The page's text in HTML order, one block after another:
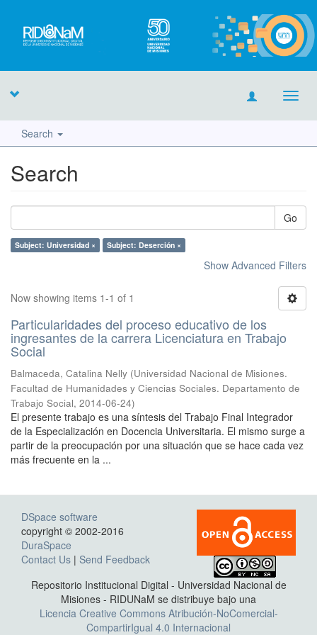
Search
Search
Go
Subject: Universidad × Subject: Deserción ×
Show Advanced Filters
Now showing items 1-1 of 1
Particularidades del proceso educativo de los
ingresantes de la carrera Licenciatura en Trabajo
Social
Balmaceda, Catalina Nelly (Universidad Nacional de Misiones.
Facultad de Humanidades y Ciencias Sociales. Departamento de
Trabajo Social, 2014-06-24)
El presente trabajo es una síntesis del Trabajo Final Integrador
de la Especialización en Docencia Universitaria. El mismo surge a
partir de la preocupación por una situación que se hace cada vez
más frecuente en la ...
DSpace software
copyright © 2002-2016
DuraSpace
Contact Us | Send Feedback
Repositorio Institucional Digital - Universidad Nacional de
Misiones - RIDUNaM se distribuye bajo una
Licencia Creative Commons Atribución-NoComercial-
CompartirIgual 4.0 Internacional